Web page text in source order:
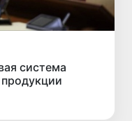
система